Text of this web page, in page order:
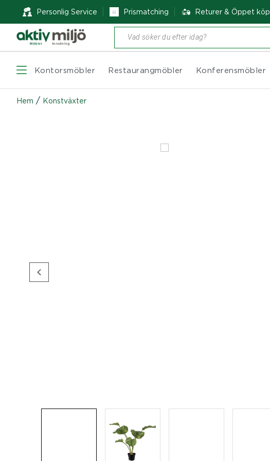
Personlig Service Prismatching Returer & Öppet köp
Produktsökning
Kontorsmöbler Restaurangmöbler Konferensmöbler
Hem / Konstväxter